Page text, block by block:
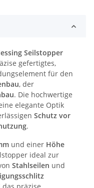
Seilstopper
gefertigtes,
für den
, der
. Die hochwertige
elegante Optik
Schutz vor
.
und einer Höhe
ideal zur
Stahlseilen und